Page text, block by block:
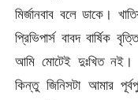
মির্জানবাব বলে ডাকে।
প্রিভিপার্স বাবদ বার্ষিক
আমি মোটেই দুঃখিত নই।
কিন্তু জিনিসটা আমার